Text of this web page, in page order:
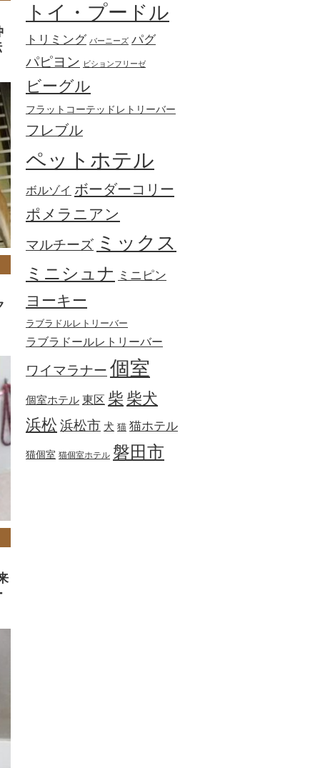
トイ・プードル
トリミング バーニーズ パグ
パピヨン ビションフリーゼ
ビーグル
フラットコーテッドレトリーバー
フレブル
ペットホテル
ボルゾイ ボーダーコリー
ポメラニアン
マルチーズ ミックス
ミニシュナ ミニピン
ヨーキー
ラブラドルレトリーバー
ラブラドールレトリーバー
ワイマラナー 個室
個室ホテル 東区 柴 柴犬
浜松 浜松市 犬 猫 猫ホテル
猫個室 猫個室ホテル 磐田市